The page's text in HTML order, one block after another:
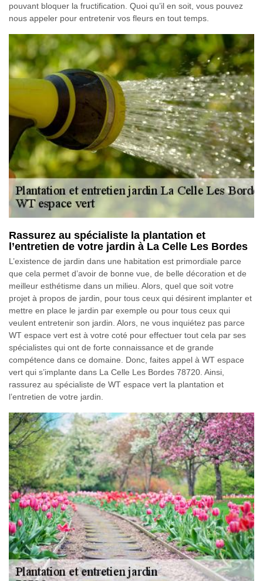
pouvant bloquer la fructification. Quoi qu’il en soit, vous pouvez
nous appeler pour entretenir vos fleurs en tout temps.
Rassurez au spécialiste la plantation et
l’entretien de votre jardin à La Celle Les Bordes
L’existence de jardin dans une habitation est primordiale parce
que cela permet d’avoir de bonne vue, de belle décoration et de
meilleur esthétisme dans un milieu. Alors, quel que soit votre
projet à propos de jardin, pour tous ceux qui désirent implanter et
mettre en place le jardin par exemple ou pour tous ceux qui
veulent entretenir son jardin. Alors, ne vous inquiétez pas parce
WT espace vert est à votre coté pour effectuer tout cela par ses
spécialistes qui ont de forte connaissance et de grande
compétence dans ce domaine. Donc, faites appel à WT espace
vert qui s’implante dans La Celle Les Bordes 78720. Ainsi,
rassurez au spécialiste de WT espace vert la plantation et
l’entretien de votre jardin.